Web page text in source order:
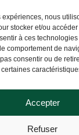
expériences, nous
stocker et/ou
à ces
comportement de
consentir ou de
Accepter
Refuser
J6S 4Y2you're
have it. Contact